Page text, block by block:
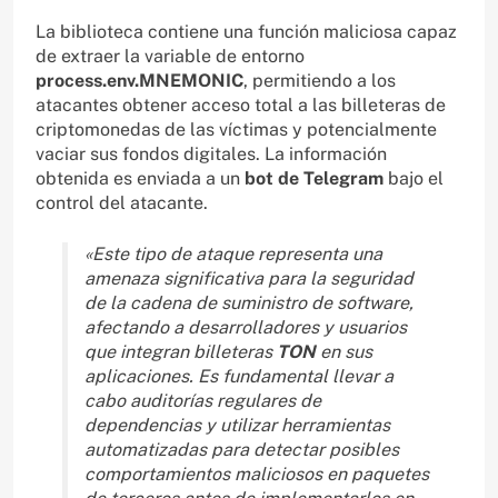
La biblioteca contiene una función maliciosa capaz
de extraer la variable de entorno
process.env.MNEMONIC, permitiendo a los
atacantes obtener acceso total a las billeteras de
criptomonedas de las víctimas y potencialmente
vaciar sus fondos digitales. La información
obtenida es enviada a un bot de Telegram bajo el
control del atacante.
«Este tipo de ataque representa una
amenaza significativa para la seguridad
de la cadena de suministro de software,
afectando a desarrolladores y usuarios
que integran billeteras TONen sus
aplicaciones. Es fundamental llevar a
cabo auditorías regulares de
dependencias y utilizar herramientas
automatizadas para detectar posibles
comportamientos maliciosos en paquetes